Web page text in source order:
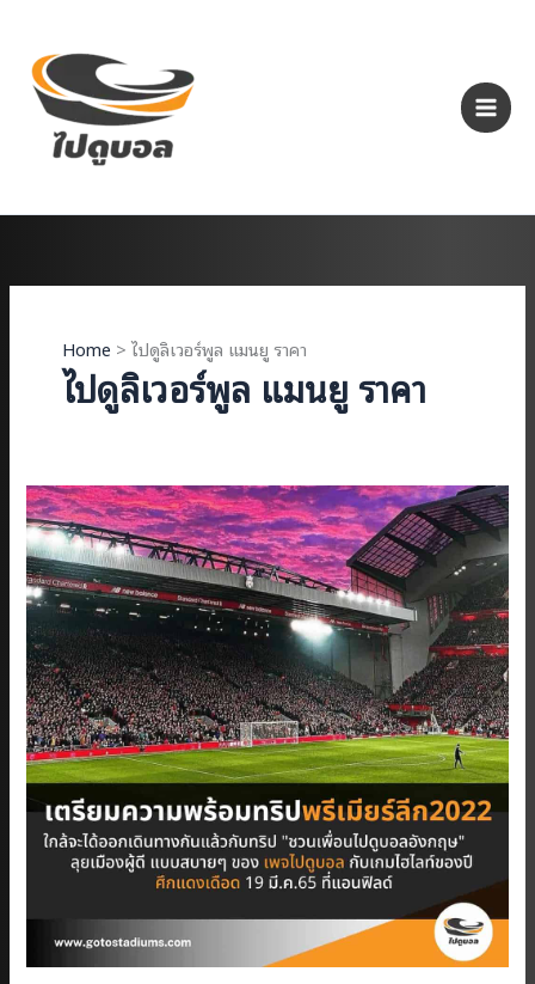
content
Home ไปดูลิเวอร์พูล แมนยู ราคา
ไปดูลิเวอร์พูล แมนยู ราคา